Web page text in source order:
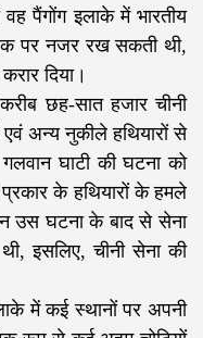
वह पैंगोंग इलाके में भारतीय
पर नजर रख सकती थी,
दिया।
छह-सात हजार चीनी
अन्य नुकीले हथियारों से
घाटी की घटना को
प्रकार के हथियारों के हमले
उस घटना के बाद से सेना
इसलिए, चीनी सेना की
में कई स्थानों पर अपनी